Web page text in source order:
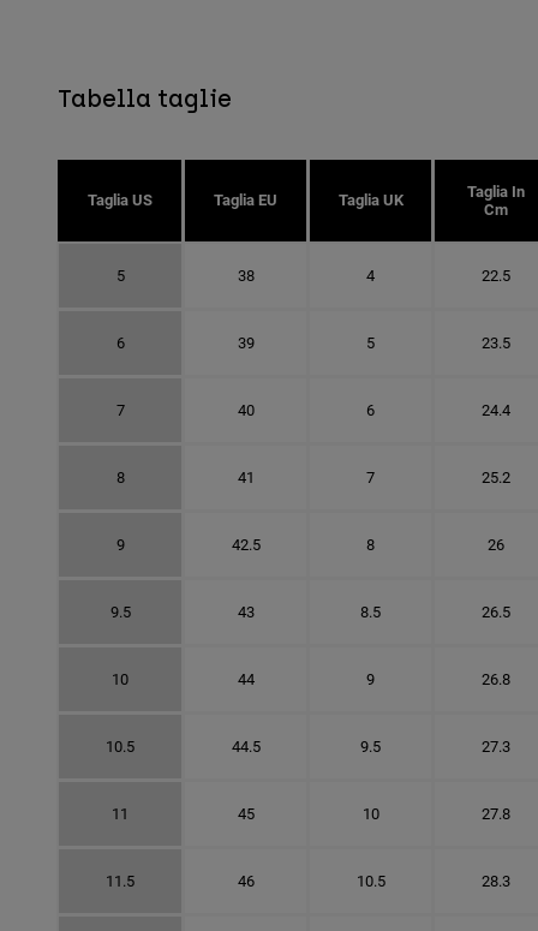
Tabella taglie
Taglia US Taglia EU Taglia UK
Taglia In
Cm
5 38 4 22.5
6 39 5 23.5
7 40 6 24.4
8 41 7 25.2
9 42.5 8 26
9.5 43 8.5 26.5
10 44 9 26.8
10.5 44.5 9.5 27.3
11 45 10 27.8
11.5 46 10.5 28.3